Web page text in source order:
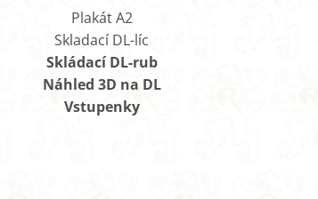
Plakát A2
Skladací DL-líc
Skládací DL-rub
Náhled 3D na DL
Vstupenky